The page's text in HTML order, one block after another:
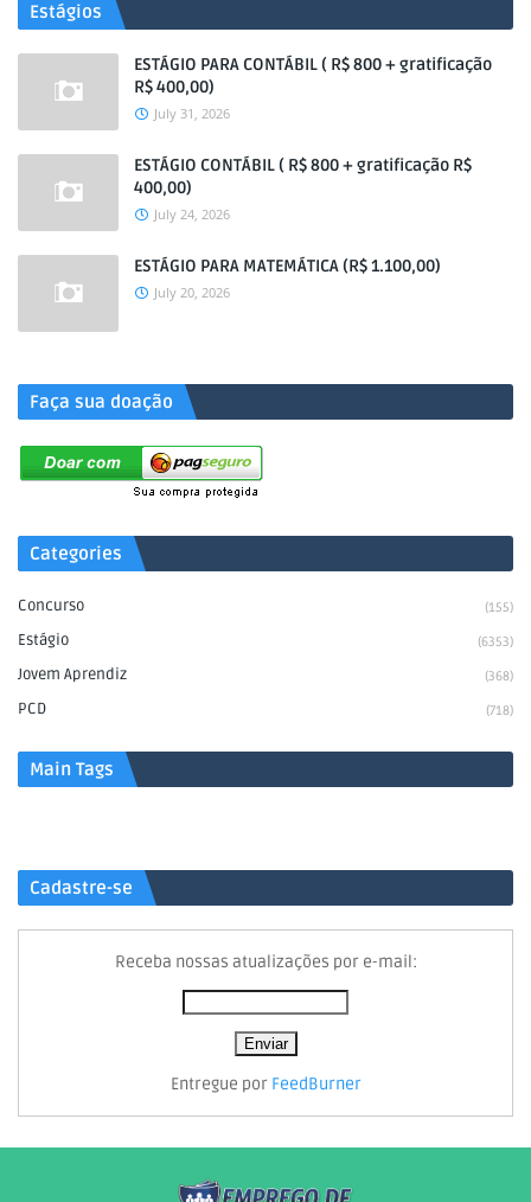
Estágios
ESTÁGIO PARA CONTÁBIL ( R$ 800 + gratificação
R$ 400,00)
July 31, 2026
ESTÁGIO CONTÁBIL ( R$ 800 + gratificação R$
400,00)
July 24, 2026
ESTÁGIO PARA MATEMÁTICA (R$ 1.100,00)
July 20, 2026
Faça sua doação
Categories
Concurso (155)
Estágio (6353)
Jovem Aprendiz (368)
PCD (718)
Main Tags
Cadastre-se
Receba nossas atualizações por e-mail:
Entregue por FeedBurner